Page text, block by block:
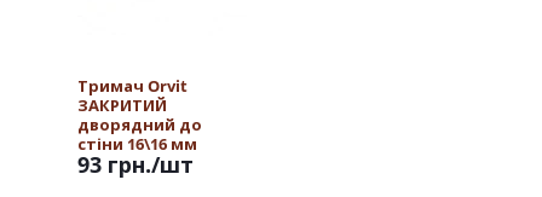
Тримач Orvit
ЗАКРИТИЙ
дворядний до
стіни 16\16 мм
ЗОЛОТО
93 грн./шт